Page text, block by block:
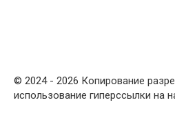
© 2024 - 2026 Копирование
использование гиперссылки на